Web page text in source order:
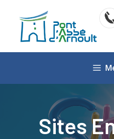
contenu
Sites